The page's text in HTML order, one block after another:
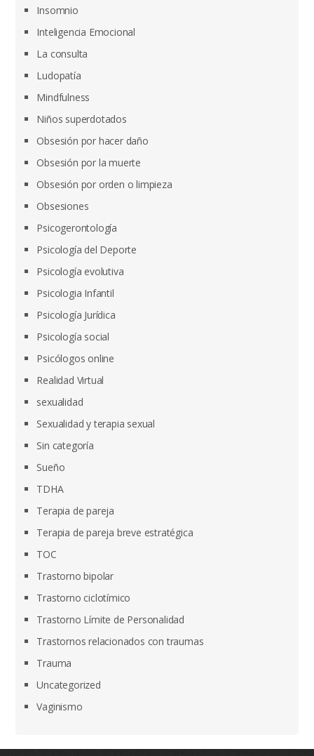
Insomnio
Inteligencia Emocional
La consulta
Ludopatía
Mindfulness
Niños superdotados
Obsesión por hacer daño
Obsesión por la muerte
Obsesión por orden o limpieza
Obsesiones
Psicogerontología
Psicología del Deporte
Psicología evolutiva
Psicologia Infantil
Psicología Jurídica
Psicología social
Psicólogos online
Realidad Virtual
sexualidad
Sexualidad y terapia sexual
Sin categoría
Sueño
TDHA
Terapia de pareja
Terapia de pareja breve estratégica
TOC
Trastorno bipolar
Trastorno ciclotímico
Trastorno Límite de Personalidad
Trastornos relacionados con traumas
Trauma
Uncategorized
Vaginismo